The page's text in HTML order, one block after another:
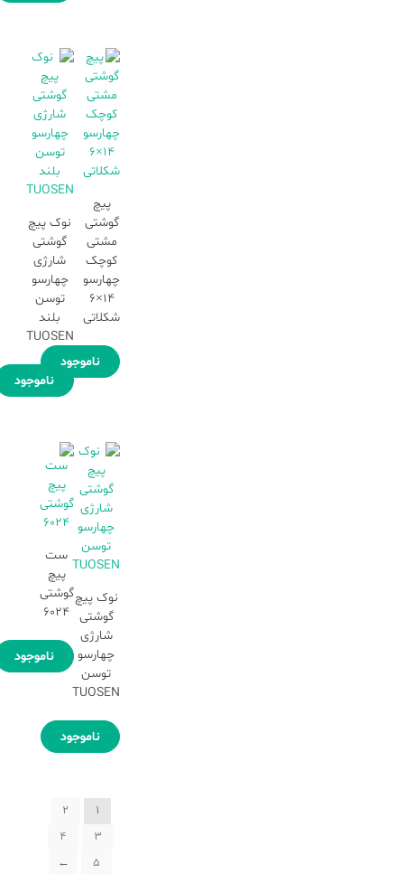
پیچ
گوشتی
مشتی
کوچک
چهارسو
14×6
شکلاتی
ناموجود
نوک پیچ
گوشتی
شارژی
چهارسو
توسن
بلند
TUOSEN
ناموجود
نوک پیچ
گوشتی
شارژی
چهارسو
توسن
TUOSEN
ناموجود
ست
پیچ
گوشتی
6024
ناموجود
1
2
3
4
5
←